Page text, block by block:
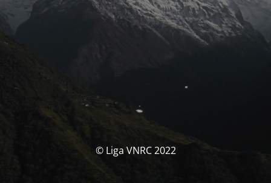
© Liga VNRC 2022